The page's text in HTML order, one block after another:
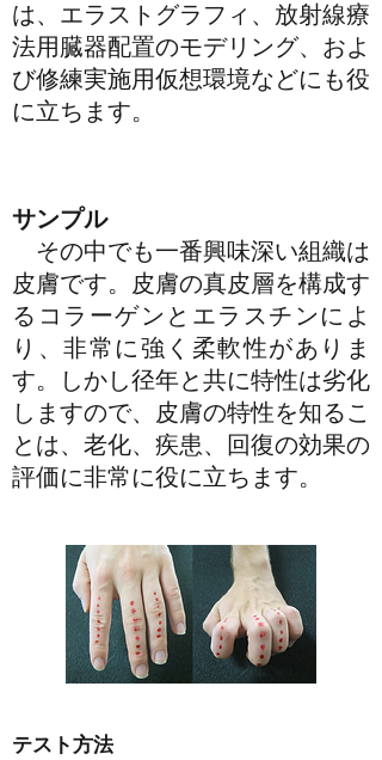
は、エラストグラフィ、放射線療
法用臓器配置のモデリング、およ
び修練実施用仮想環境などにも役
に立ちます。
サンプル
その中でも一番興味深い組織は
皮膚です。皮膚の真皮層を構成す
るコラーゲンとエラスチンによ
り、非常に強く柔軟性がありま
す。しかし径年と共に特性は劣化
しますので、皮膚の特性を知るこ
とは、老化、疾患、回復の効果の
評価に非常に役に立ちます。
テスト方法